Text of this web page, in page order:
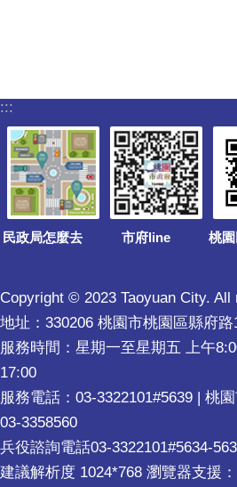
:::
民政局怎麼去 市府line
桃
Copyright © 2023 Taoyuan City.
地址：330206 桃園市桃園區縣府路
服務時間：星期一至星期五 上午
17:00
服務電話：03-3322101#5639 | 桃
03-3358560
兵役諮詢電話03-3322101#5634-
建議解析度 1024*768 瀏覽器支援